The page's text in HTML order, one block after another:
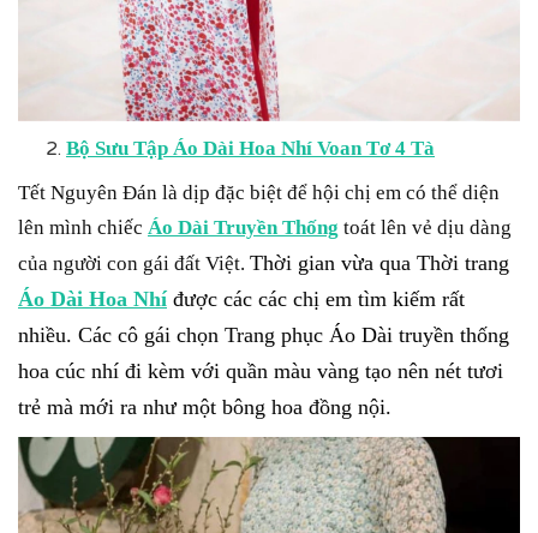
Bộ Sưu Tập Áo Dài Hoa Nhí Voan Tơ 4 Tà
Tết Nguyên Đán là dịp đặc biệt để hội chị em có thể diện
lên mình chiếc Áo Dài Truyền Thống toát lên vẻ dịu dàng
của người con gái đất Việt. Thời gian vừa qua Thời trang
Áo Dài Hoa Nhí được các các chị em tìm kiếm rất
nhiều. Các cô gái chọn Trang phục Áo Dài truyền thống
hoa cúc nhí đi kèm với quần màu vàng tạo nên nét tươi
trẻ mà mới ra như một bông hoa đồng nội.